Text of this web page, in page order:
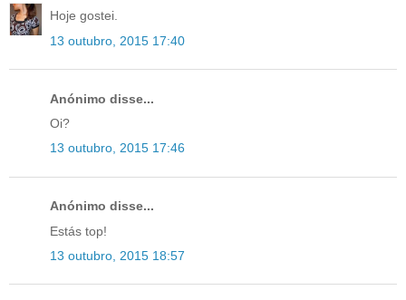
Hoje gostei.
13 outubro, 2015 17:40
Anónimo disse...
Oi?
13 outubro, 2015 17:46
Anónimo disse...
Estás top!
13 outubro, 2015 18:57